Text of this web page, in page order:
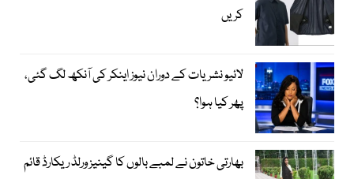
کریں
لائیو نشریات کے دوران نیوز اینکر کی آنکھ لگ گئی،
پھر کیا ہوا؟
بھارتی خاتون نے لمبے بالوں کا گینیز ورلڈ ریکارڈ قائم